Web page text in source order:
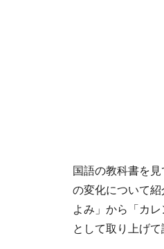
国語の教科書を
の変化について
よみ」から「カ
として取り上げて